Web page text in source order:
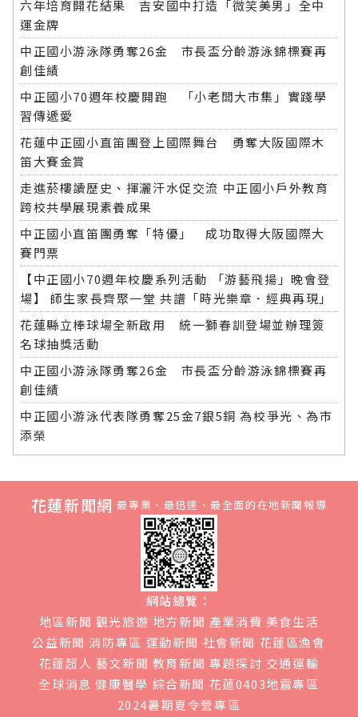
六年培育開花結果 吉安國中打造「微笑美男」全中
運金牌
中正國小游泳隊勇奪26金 市長盃分齡游泳錦標賽再
創佳績
中正國小70週年校慶開跑 「小老闆大市集」實踐學
習傳遞愛
花蓮中正國小直笛團登上國際舞台 勇奪大阪國際木
笛大賽金賞
走進菸樓讀歷史、揮灑汗水促交流 中正國小戶外教育
跨校共學展現素養成果
中正國小直笛團勇奪「特優」 成功取得大阪國際大
賽門票
【中正國小70週年校慶系列活動 「游藝飛揚」晚會登
場】 師生家長齊聚一堂 共譜「時光樂章．經典再現」
花蓮縣立棒球場全新啟用 統一獅春訓登場並辦理簽
名球抽獎活動
中正國小游泳隊勇奪26金 市長盃分齡游泳錦標賽再
創佳績
中正國小游泳代表隊勇奪25金7銀5銅 為校爭光、為市
添榮
花蓮新聞網 最專業、最迅速、最全面的在地新聞報導
網站總覽：
地區新聞 觀光旅遊 地方新聞 產業消費 美食生活
公益新聞 消防專區 運動新聞 社會新聞 花蓮區漁會
花蓮超人 藝文新聞 教育新聞 專題探討 交通運輸
全球消息 健康醫學 綜合新聞 花蓮0403地震專區
2024暑期夏令營專區